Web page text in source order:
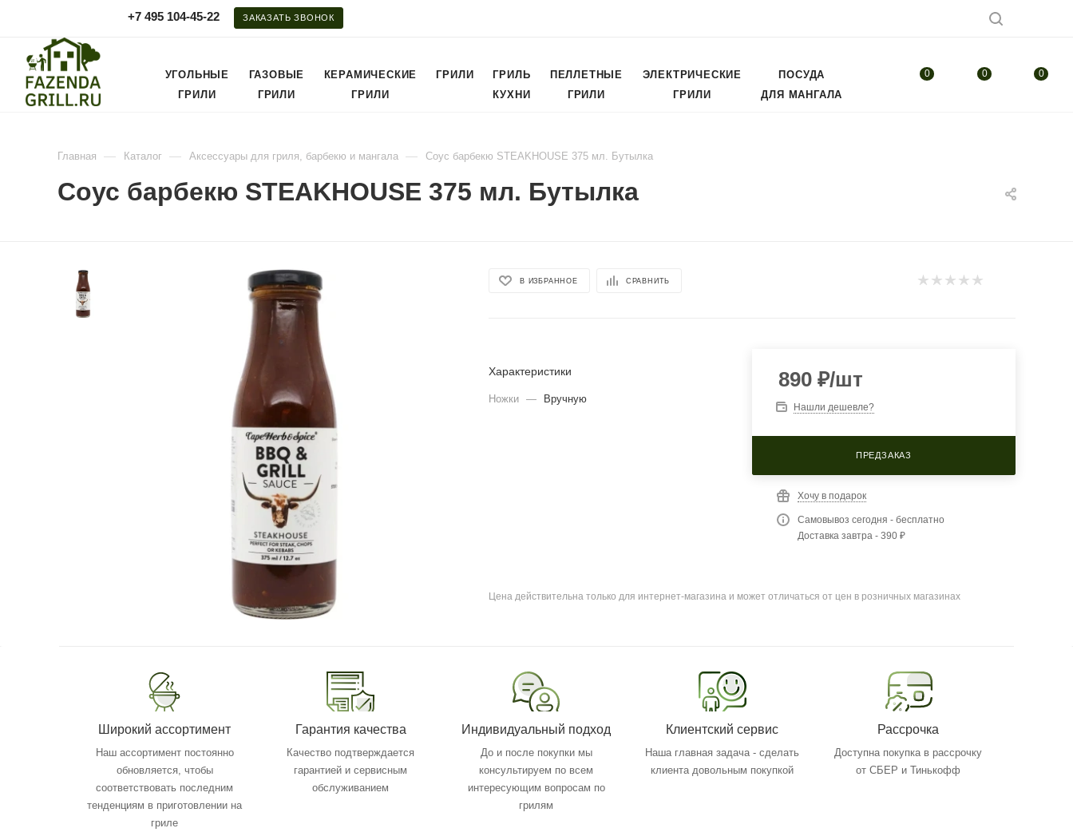
+7 495 104-45-22 ЗАКАЗАТЬ ЗВОНОК
0 0 0
УГОЛЬНЫЕ
ГРИЛИ
ГАЗОВЫЕ
ГРИЛИ
КЕРАМИЧЕСКИЕ
ГРИЛИ
ГРИЛИ
ГРИЛЬ
КУХНИ
ПЕЛЛЕТНЫЕ
ГРИЛИ
ЭЛЕКТРИЧЕСКИЕ
ГРИЛИ
ПОСУДА
ДЛЯ МАНГАЛА
Главная — Каталог — Аксессуары для гриля, барбекю и мангала — Соус барбекю STEAKHOUSE 375 мл. Бутылка
Соус барбекю STEAKHOUSE 375 мл. Бутылка
В ИЗБРАННОЕ СРАВНИТЬ
Характеристики
Ножки — Вручную
890 ₽/шт
Нашли дешевле?
ПРЕДЗАКАЗ
Хочу в подарок
Самовывоз сегодня - бесплатно
Доставка завтра - 390 ₽
Цена действительна только для интернет-магазина и может отличаться от цен в розничных магазинах
Широкий ассортимент
Наш ассортимент постоянно
обновляется, чтобы
соответствовать последним
тенденциям в приготовлении на
гриле
Гарантия качества
Качество подтверждается
гарантией и сервисным
обслуживанием
Индивидуальный подход
До и после покупки мы
консультируем по всем
интересующим вопросам по
грилям
Клиентский сервис
Наша главная задача - сделать
клиента довольным покупкой
Рассрочка
Доступна покупка в рассрочку
от СБЕР и Тинькофф